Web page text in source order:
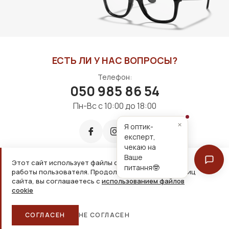
Главная Каталог
Этот сайт использует файлы cookie для удобной
работы пользователя. Продолжая просмотр страниц
сайта, вы соглашаетесь с использованием файлов
cookie
СОГЛАСЕН НЕ СОГЛАСЕН
ЕСТЬ ЛИ У НАС ВОПРОСЫ?
Телефон:
050 985 86 54
Пн-Вс с 10:00 до 18:00
Принимаем к оплате:
Я оптик-
експерт,
чекаю на
Ваше
питання🤓
×